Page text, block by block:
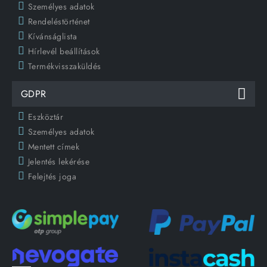
Személyes adatok
Rendeléstörténet
Kívánságlista
Hírlevél beállítások
Termékvisszaküldés
GDPR
Eszköztár
Személyes adatok
Mentett címek
Jelentés lekérése
Felejtés joga